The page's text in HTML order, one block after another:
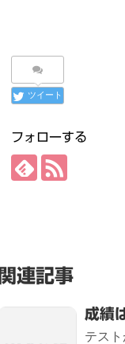
ツイート
フォローする
関連記事
成績
テス